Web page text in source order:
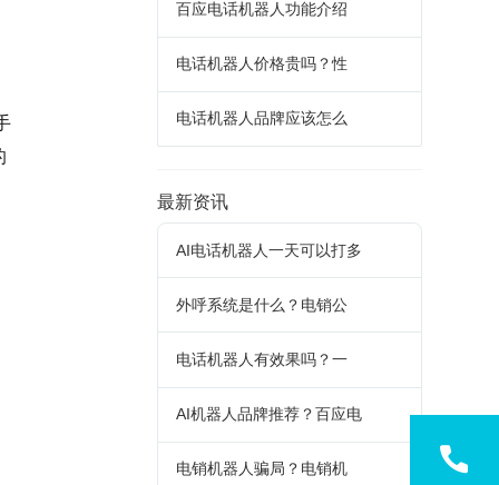
百应电话机器人功能介绍
电话机器人价格贵吗？性
电话机器人品牌应该怎么
最新资讯
AI电话机器人一天可以打多
外呼系统是什么？电销公
电话机器人有效果吗？一
AI机器人品牌推荐？百应电
电销机器人骗局？电销机